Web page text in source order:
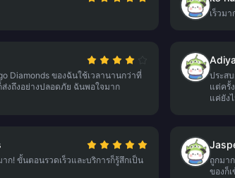
เร็วม
Diamonds ของฉันใช้เวลานานกว่าที่
งถึงอย่างปลอดภัย ฉันพอใจมาก
ประส
แต่ครั้
แค่ยัง
าก! ขั้นตอนรวดเร็วและบริการก็รู้สึกเป็น
ถูกมา
ของก็